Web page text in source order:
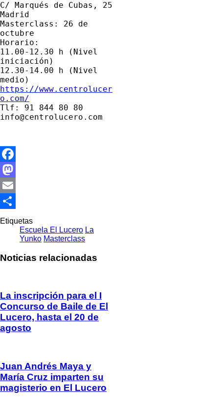
C/ Marqués de Cubas, 25
Masterclass: 26 de
octubre
Horario:
11.00-12.30 h (Nivel
iniciación)
12.30-14.00 h (Nivel
https://www.centrolucer
o.com/
Tlf: 91 844 80 80
info@centrolucero.com
Facebook
Mastodon
Email
Compartir
Etiquetas
Escuela El Lucero La
Yunko Masterclass
Noticias relacionadas
La inscripción para el I
Concurso de Baile de El
Lucero, hasta el 20 de
agosto
Juan Andrés Maya y
María Cruz imparten su
magisterio en El Lucero